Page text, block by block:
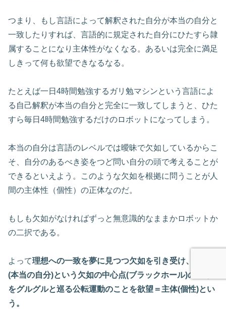
つまり、もし言語によって解釈された自分が本当の自分と
一致したりすれば、言語的に規定された自分にひたすら隷
属することになり主体性がなくなる。あるいは完全に満足
しきって何も欲望できなるなる。
たとえば一日4時間勉強するガリ勉マシンという言語によ
る自己解釈が本当の自分と完全に一致してしまうと、ひた
すら毎日4時間勉強するだけのロボットになってしまう。
本当の自分は言語のレベルでは曖昧で欠如しているからこ
そ、自分のあるべき姿をつど問い自分の頭で考えることが
できるといえよう。このような欠如を根拠に問うことが人
間の主体性（個性）の正体なのだ。
もしも欠如がなければずっと無意識的なままかロボットか
の二択である。
よって理想への一致を夢に見つつ欠如を引き受け、理想
(本当の自分)という欠如の中心点(ブラックホール)の周り
をグルグルと巡る公転運動のことを欲望＝主体(個性)とい
う。